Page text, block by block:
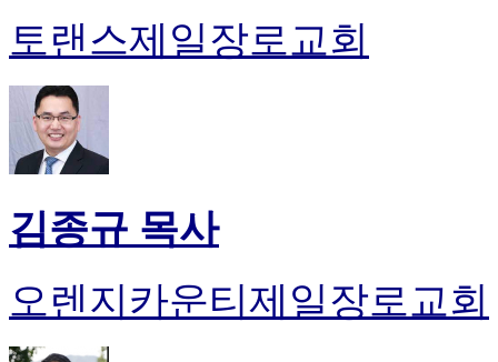
토랜스제일장로교회
김종규 목사
오렌지카운티제일장로교회